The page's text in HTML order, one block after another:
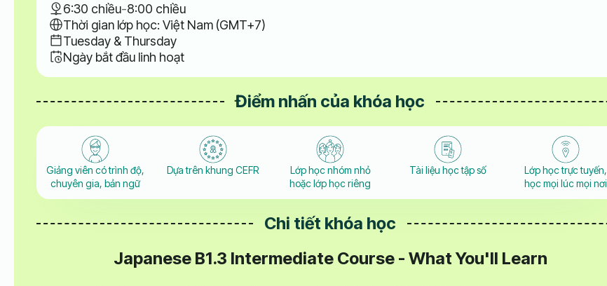
6:30 chiều-8:00 chiều
Thời gian lớp học: Việt Nam (GMT+7)
Tuesday & Thursday
Ngày bắt đầu linh hoạt
Điểm nhấn của khóa học
Giảng viên có trình độ,
chuyên gia, bản ngữ
Dựa trên khung CEFR
Lớp học nhóm nhỏ
hoặc lớp học riêng
Tài liệu học tập số
Lớp học trực tuyến,
học mọi lúc mọi nơi
Chi tiết khóa học
Japanese B1.3 Intermediate Course - What You'll Learn